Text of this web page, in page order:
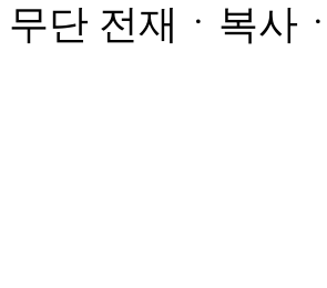
무단 전재ㆍ복사